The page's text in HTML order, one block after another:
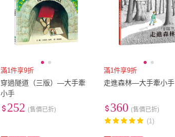
滿1件享9折
穿過隧道（三版）―大手牽
小手
252 (售價已折)
滿1件享9折
走進森林―大手牽小手
360 (售價已折)
(1)